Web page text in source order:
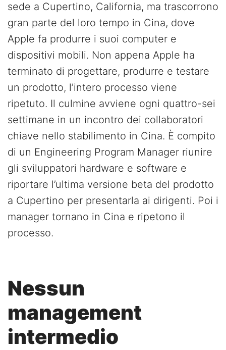
sede a Cupertino, California, ma trascorrono
gran parte del loro tempo in Cina, dove
Apple fa produrre i suoi computer e
dispositivi mobili. Non appena Apple ha
terminato di progettare, produrre e testare
un prodotto, l’intero processo viene
ripetuto. Il culmine avviene ogni quattro-sei
settimane in un incontro dei collaboratori
chiave nello stabilimento in Cina. È compito
di un Engineering Program Manager riunire
gli sviluppatori hardware e software e
riportare l’ultima versione beta del prodotto
a Cupertino per presentarla ai dirigenti. Poi i
manager tornano in Cina e ripetono il
processo.
Nessun
management
intermedio